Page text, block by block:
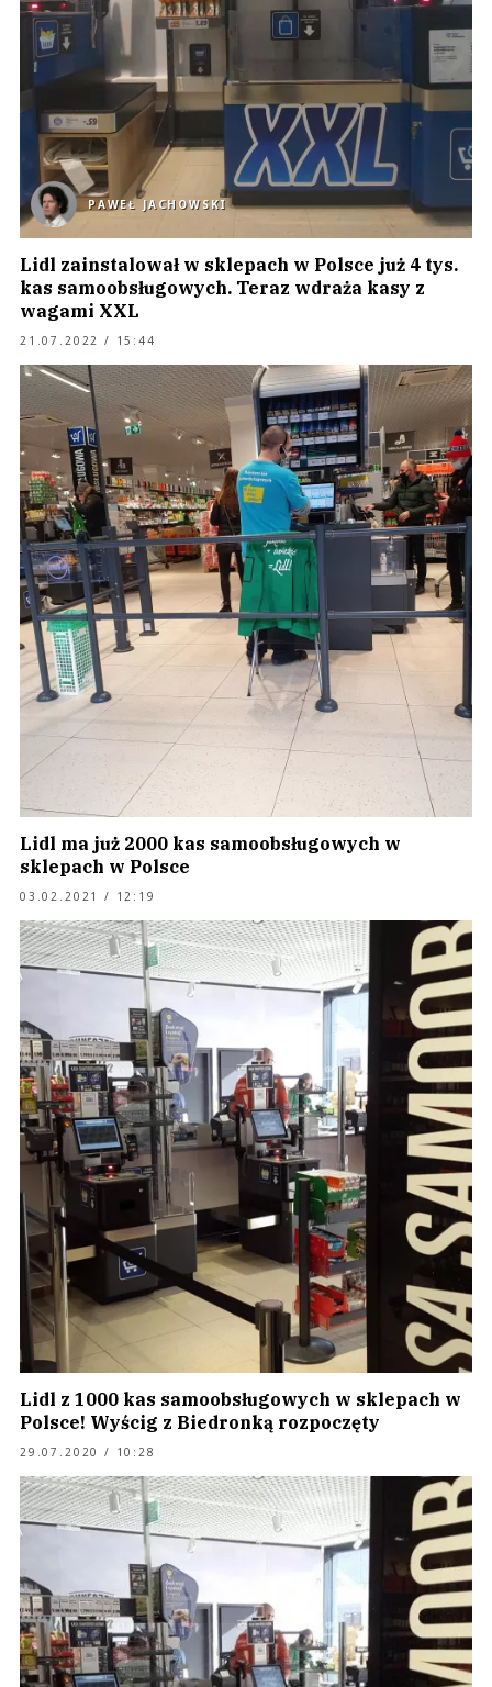
PAWEŁ JACHOWSKI
Lidl zainstalował w sklepach w Polsce już 4 tys.
kas samoobsługowych. Teraz wdraża kasy z
wagami XXL
21.07.2022 / 15:44
Lidl ma już 2000 kas samoobsługowych w
sklepach w Polsce
03.02.2021 / 12:19
Lidl z 1000 kas samoobsługowych w sklepach w
Polsce! Wyścig z Biedronką rozpoczęty
29.07.2020 / 10:28